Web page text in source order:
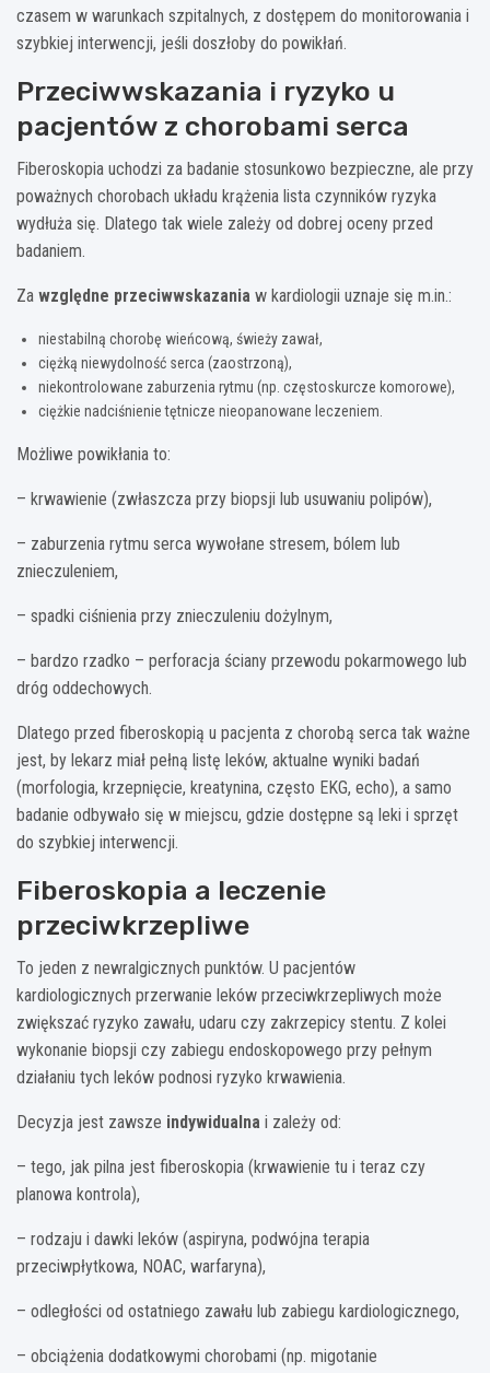
czasem w warunkach szpitalnych, z dostępem do monitorowania i
szybkiej interwencji, jeśli doszłoby do powikłań.
Przeciwwskazania i ryzyko u
pacjentów z chorobami serca
Fiberoskopia uchodzi za badanie stosunkowo bezpieczne, ale przy
poważnych chorobach układu krążenia lista czynników ryzyka
wydłuża się. Dlatego tak wiele zależy od dobrej oceny przed
badaniem.
Za względne przeciwwskazania w kardiologii uznaje się m.in.:
niestabilną chorobę wieńcową, świeży zawał,
ciężką niewydolność serca (zaostrzoną),
niekontrolowane zaburzenia rytmu (np. częstoskurcze komorowe),
ciężkie nadciśnienie tętnicze nieopanowane leczeniem.
Możliwe powikłania to:
– krwawienie (zwłaszcza przy biopsji lub usuwaniu polipów),
– zaburzenia rytmu serca wywołane stresem, bólem lub
znieczuleniem,
– spadki ciśnienia przy znieczuleniu dożylnym,
– bardzo rzadko – perforacja ściany przewodu pokarmowego lub
dróg oddechowych.
Dlatego przed fiberoskopią u pacjenta z chorobą serca tak ważne
jest, by lekarz miał pełną listę leków, aktualne wyniki badań
(morfologia, krzepnięcie, kreatynina, często EKG, echo), a samo
badanie odbywało się w miejscu, gdzie dostępne są leki i sprzęt
do szybkiej interwencji.
Fiberoskopia a leczenie
przeciwkrzepliwe
To jeden z newralgicznych punktów. U pacjentów
kardiologicznych przerwanie leków przeciwkrzepliwych może
zwiększać ryzyko zawału, udaru czy zakrzepicy stentu. Z kolei
wykonanie biopsji czy zabiegu endoskopowego przy pełnym
działaniu tych leków podnosi ryzyko krwawienia.
Decyzja jest zawsze indywidualna i zależy od:
– tego, jak pilna jest fiberoskopia (krwawienie tu i teraz czy
planowa kontrola),
– rodzaju i dawki leków (aspiryna, podwójna terapia
przeciwpłytkowa, NOAC, warfaryna),
– odległości od ostatniego zawału lub zabiegu kardiologicznego,
– obciążenia dodatkowymi chorobami (np. migotanie